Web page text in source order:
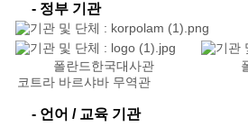
- 정부 기관
폴란드한국대사관
코트라 바르샤바 무역관
- 언어 / 교육 기관